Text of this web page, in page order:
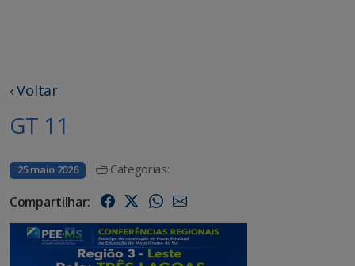
‹ Voltar
GT 11
25 maio 2026 Categorias:
Compartilhar: